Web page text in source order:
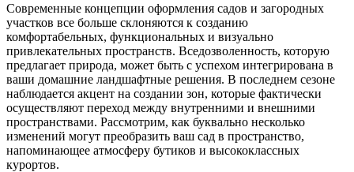
Современные концепции оформления садов и загородных
участков все больше склоняются к созданию
комфортабельных, функциональных и визуально
привлекательных пространств. Вседозволенность, которую
предлагает природа, может быть с успехом интегрирована в
ваши домашние ландшафтные решения. В последнем сезоне
наблюдается акцент на создании зон, которые фактически
осуществляют переход между внутренними и внешними
пространствами. Рассмотрим, как буквально несколько
изменений могут преобразить ваш сад в пространство,
напоминающее атмосферу бутиков и высококлассных
курортов.